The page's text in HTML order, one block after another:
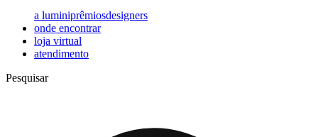
a luminiprêmiosdesigners
onde encontrar
loja virtual
atendimento
Pesquisar